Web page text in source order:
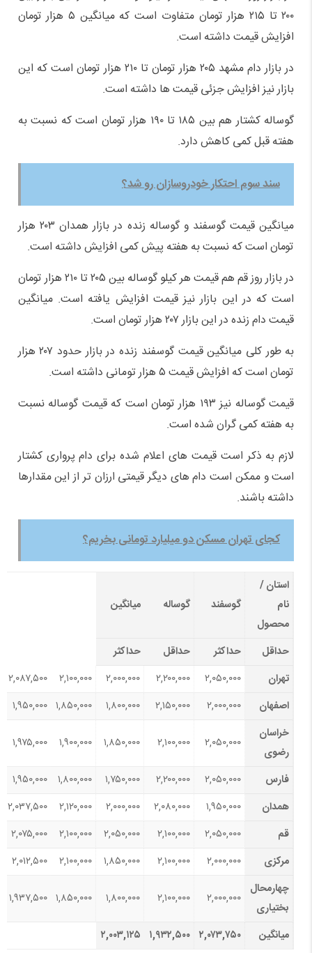
۲۰۰ تا ۲۱۵ هزار تومان متفاوت است که میانگین ۵ هزار تومان
افزایش قیمت داشته است.
در بازار دام مشهد ۲۰۵ هزار تومان تا ۲۱۰ هزار تومان است که این
بازار نیز افزایش جزئی قیمت ها داشته است.
گوساله کشتار هم بین ۱۸۵ تا ۱۹۰ هزار تومان است که نسبت به
هفته قبل کمی کاهش دارد.
سند سوم احتکار خودروسازان رو شد؟
میانگین قیمت گوسفند و گوساله زنده در بازار همدان ۲۰۳ هزار
تومان است که نسبت به هفته پیش کمی افزایش داشته است.
در بازار روز قم هم قیمت هر کیلو گوساله بین ۲۰۵ تا ۲۱۰ هزار تومان
است که در این بازار نیز قیمت افزایش یافته است. میانگین
قیمت دام زنده در این بازار ۲۰۷ هزار تومان است.
به طور کلی میانگین قیمت گوسفند زنده در بازار حدود ۲۰۷ هزار
تومان است که افزایش قیمت ۵ هزار تومانی داشته است.
قیمت گوساله نیز ۱۹۳ هزار تومان است که قیمت گوساله نسبت
به هفته کمی گران شده است.
لازم به ذکر است قیمت های اعلام شده برای دام پرواری کشتار
است و ممکن است دام های دیگر قیمتی ارزان تر از این مقدارها
داشته باشند.
کجای تهران مسکن دو میلیارد تومانی بخریم؟
استان /
نام
محصول
گوسفند گوساله میانگین
حداقل حداکثر حداقل
حداکثر
تهران
۲,۰۵۰,۰۰۰ ۲,۲۰۰,۰۰۰ ۲,۰۰۰,۰۰۰ ۲,۱۰۰,۰۰۰
۲,۰۸۷,۵۰۰
اصفهان
۲,۰۰۰,۰۰۰ ۲,۱۵۰,۰۰۰ ۱,۸۰۰,۰۰۰ ۱,۸۵۰,۰۰۰ ۱,۹۵۰,۰۰۰
خراسان
رضوی
۲,۰۵۰,۰۰۰ ۲,۱۰۰,۰۰۰ ۱,۸۵۰,۰۰۰ ۱,۹۰۰,۰۰۰ ۱,۹۷۵,۰۰۰
فارس ۲,۰۵۰,۰۰۰ ۲,۲۰۰,۰۰۰ ۱,۷۵۰,۰۰۰ ۱,۸۰۰,۰۰۰
۱,۹۵۰,۰۰۰
همدان
۱,۹۵۰,۰۰۰ ۲,۰۸۰,۰۰۰ ۲,۰۰۰,۰۰۰ ۲,۱۲۰,۰۰۰
۲,۰۳۷,۵۰۰
قم
۲,۰۵۰,۰۰۰ ۲,۱۰۰,۰۰۰ ۲,۰۵۰,۰۰۰ ۲,۱۰۰,۰۰۰
۲,۰۷۵,۰۰۰
مرکزی
۲,۰۰۰,۰۰۰ ۲,۱۰۰,۰۰۰ ۱,۸۵۰,۰۰۰ ۲,۱۰۰,۰۰۰
۲,۰۱۲,۵۰۰
چهارمحال
بختیاری
۲,۰۰۰,۰۰۰ ۲,۱۰۰,۰۰۰ ۱,۸۰۰,۰۰۰ ۱,۸۵۰,۰۰۰ ۱,۹۳۷,۵۰۰
میانگین ۲,۰۷۳,۷۵۰ ۱,۹۳۲,۵۰۰ ۲,۰۰۳,۱۲۵